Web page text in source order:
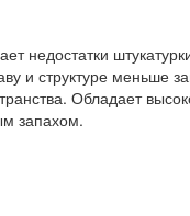
недостатки
и структуре меньше
Обладает
запахом.